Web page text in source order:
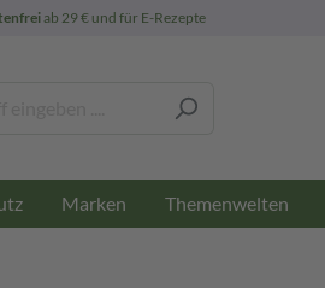
ab 29 € und für E-Rezepte
Marken Themenwelten